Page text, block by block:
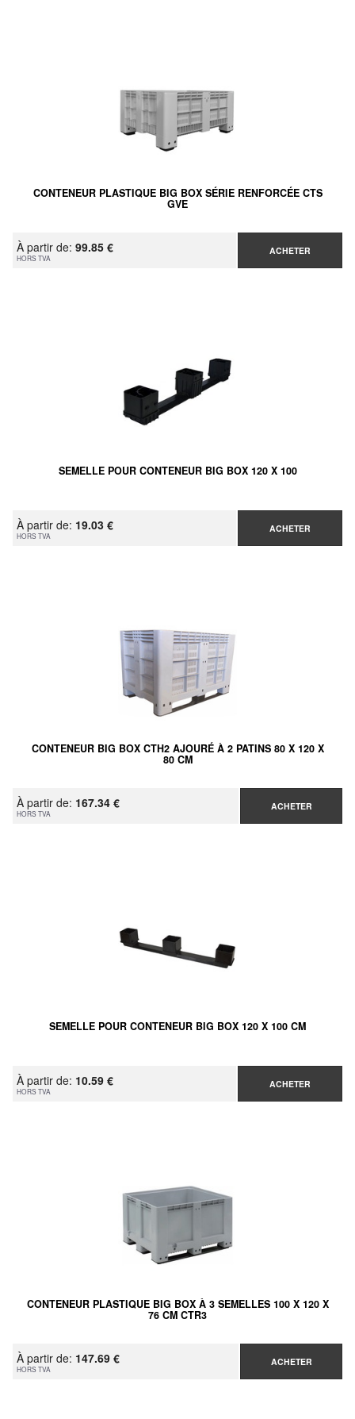
CONTENEUR PLASTIQUE BIG BOX SÉRIE RENFORCÉE CTS
GVE
À partir de: 99.85 €
HORS TVA
ACHETER
SEMELLE POUR CONTENEUR BIG BOX 120 X 100
À partir de: 19.03 €
HORS TVA
ACHETER
CONTENEUR BIG BOX CTH2 AJOURÉ À 2 PATINS 80 X 120 X
80 CM
À partir de: 167.34 €
HORS TVA
ACHETER
SEMELLE POUR CONTENEUR BIG BOX 120 X 100 CM
À partir de: 10.59 €
HORS TVA
ACHETER
CONTENEUR PLASTIQUE BIG BOX À 3 SEMELLES 100 X 120 X
76 CM CTR3
À partir de: 147.69 €
HORS TVA
ACHETER